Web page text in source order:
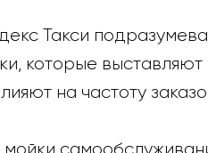
Такси
которые
на частоту